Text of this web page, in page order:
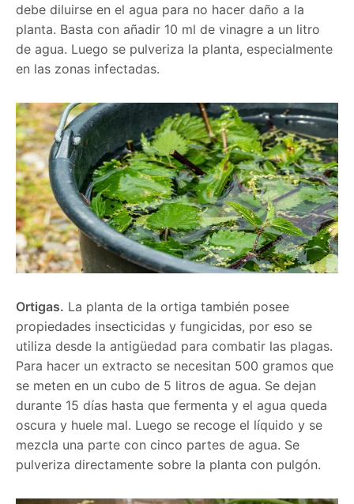
debe diluirse en el agua para no hacer daño a la
planta. Basta con añadir 10 ml de vinagre a un litro
de agua. Luego se pulveriza la planta, especialmente
en las zonas infectadas.
Ortigas. La planta de la ortiga también posee
propiedades insecticidas y fungicidas, por eso se
utiliza desde la antigüedad para combatir las plagas.
Para hacer un extracto se necesitan 500 gramos que
se meten en un cubo de 5 litros de agua. Se dejan
durante 15 días hasta que fermenta y el agua queda
oscura y huele mal. Luego se recoge el líquido y se
mezcla una parte con cinco partes de agua. Se
pulveriza directamente sobre la planta con pulgón.